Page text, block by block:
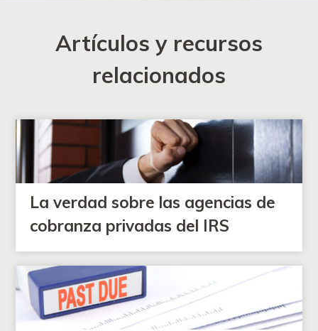
Artículos y recursos
relacionados
La verdad sobre las agencias de
cobranza privadas del IRS